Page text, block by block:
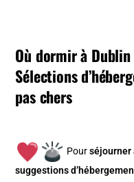
Où dormir à
Sélections
pas chers
Pourséjourner
suggestions